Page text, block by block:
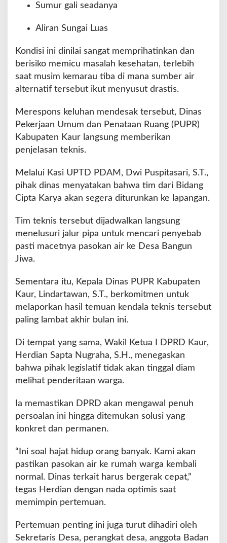
Sumur gali seadanya
Aliran Sungai Luas
Kondisi ini dinilai sangat memprihatinkan dan
berisiko memicu masalah kesehatan, terlebih
saat musim kemarau tiba di mana sumber air
alternatif tersebut ikut menyusut drastis.
Merespons keluhan mendesak tersebut, Dinas
Pekerjaan Umum dan Penataan Ruang (PUPR)
Kabupaten Kaur langsung memberikan
penjelasan teknis.
Melalui Kasi UPTD PDAM, Dwi Puspitasari, S.T.,
pihak dinas menyatakan bahwa tim dari Bidang
Cipta Karya akan segera diturunkan ke lapangan.
Tim teknis tersebut dijadwalkan langsung
menelusuri jalur pipa untuk mencari penyebab
pasti macetnya pasokan air ke Desa Bangun
Jiwa.
Sementara itu, Kepala Dinas PUPR Kabupaten
Kaur, Lindartawan, S.T., berkomitmen untuk
melaporkan hasil temuan kendala teknis tersebut
paling lambat akhir bulan ini.
Di tempat yang sama, Wakil Ketua I DPRD Kaur,
Herdian Sapta Nugraha, S.H., menegaskan
bahwa pihak legislatif tidak akan tinggal diam
melihat penderitaan warga.
Ia memastikan DPRD akan mengawal penuh
persoalan ini hingga ditemukan solusi yang
konkret dan permanen.
“Ini soal hajat hidup orang banyak. Kami akan
pastikan pasokan air ke rumah warga kembali
normal. Dinas terkait harus bergerak cepat,”
tegas Herdian dengan nada optimis saat
memimpin pertemuan.
Pertemuan penting ini juga turut dihadiri oleh
Sekretaris Desa, perangkat desa, anggota Badan